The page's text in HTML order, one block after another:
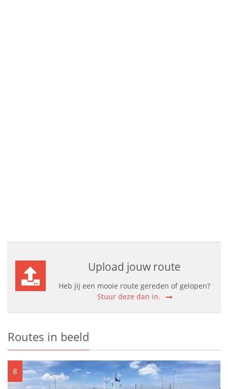
Upload jouw route
Heb jij een mooie route gereden of gelopen?
Stuur deze dan in.
Routes in beeld
8